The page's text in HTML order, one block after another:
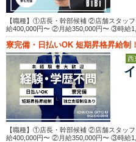
【職種】①店長・幹部候補 ②店舗スタッ
給400,000円〜 ②月給350,000円〜 ③時給
寮完備・日払いOK 短期昇格昇給制！
西
【職種】①店長・幹部候補 ②店舗スタッ
給400,000円〜 ②月給350,000円〜 ③時給